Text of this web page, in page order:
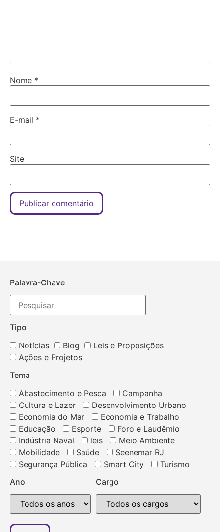
Nome *
E-mail *
Site
Palavra-Chave
Tipo
Notícias
Blog
Leis e Proposições
Ações e Projetos
Tema
Abastecimento e Pesca
Campanha
Cultura e Lazer
Desenvolvimento Urbano
Economia do Mar
Economia e Trabalho
Educação
Esporte
Foro e Laudêmio
Indústria Naval
leis
Meio Ambiente
Mobilidade
Saúde
Seenemar RJ
Segurança Pública
Smart City
Turismo
Ano
Cargo